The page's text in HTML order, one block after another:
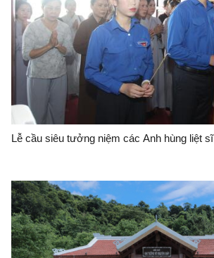
Lễ cầu siêu tưởng niệm các Anh hùng liệt sĩ